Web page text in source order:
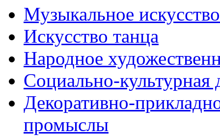
Музыкальное
Искусство танца
Народное
Социально-культурная
Декоративно-
промыслы